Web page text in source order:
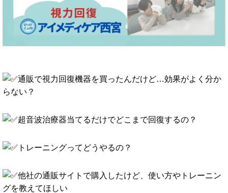
通販で視力回復機器を買ったんだけど…効果がよく分か
らない？
超音波治療器当てるだけでどこまで回復するの？
トレーニングってどうやるの？
他社の通販サイトで購入したけど、使い方やトレーニン
グを教えてほしい